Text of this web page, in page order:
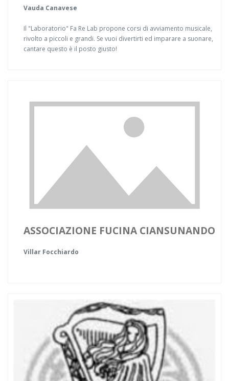
Vauda Canavese
Il "Laboratorio" Fa Re Lab propone corsi di avviamento musicale,
rivolto a piccoli e grandi. Se vuoi divertirti ed imparare a suonare,
cantare questo è il posto giusto!
ASSOCIAZIONE FUCINA CIANSUNANDO
Villar Focchiardo